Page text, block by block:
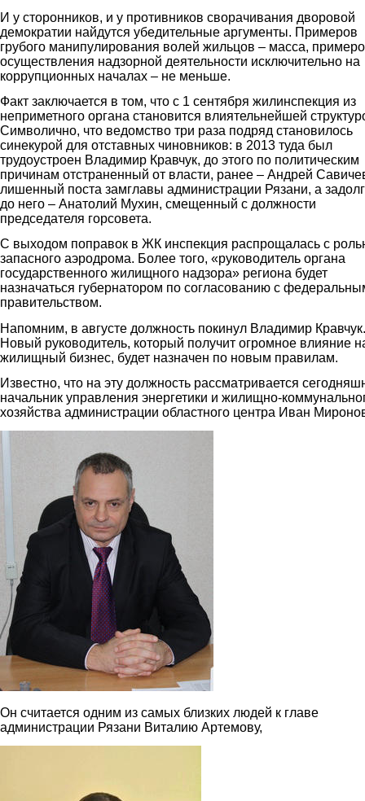
И у сторонников, и у противников сворачивания дворовой
демократии найдутся убедительные аргументы. Примеров
грубого манипулирования волей жильцов – масса,
осуществления надзорной деятельности исключительно на
коррупционных началах – не меньше.
Факт заключается в том, что с 1 сентября жилинспекция из
неприметного органа становится влиятельнейшей
Символично, что ведомство три раза подряд становилось
синекурой для отставных чиновников: в 2013 туда был
трудоустроен Владимир Кравчук, до этого по политическим
причинам отстраненный от власти, ранее – Андрей
лишенный поста замглавы администрации Рязани, а
до него – Анатолий Мухин, смещенный с должности
председателя горсовета.
С выходом поправок в ЖК инспекция распрощалась с
запасного аэродрома. Более того, «руководитель органа
государственного жилищного надзора» региона будет
назначаться губернатором по согласованию с
правительством.
Напомним, в августе должность покинул Владимир Кравчук.
Новый руководитель, который получит огромное влияние
жилищный бизнес, будет назначен по новым правилам.
Известно, что на эту должность рассматривается
начальник управления энергетики и жилищно-
хозяйства администрации областного центра Иван
Он считается одним из самых близких людей к главе
администрации Рязани Виталию Артемову,